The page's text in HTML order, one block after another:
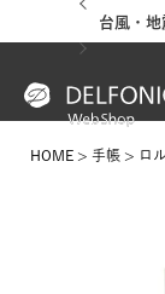
台風・
HOME 手帳 ロ